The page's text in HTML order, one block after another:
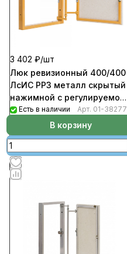
3 402 ₽/шт
Люк ревизионный 400/400
ЛсИС РРЗ металл скрытый
нажимной с регулируемой
петлей
Есть в наличии Арт. 01-38277
В корзину